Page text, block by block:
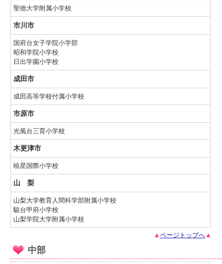
聖徳大学附属小学校
市川市
国府台女子学院小学部
昭和学院小学校
日出学園小学校
成田市
成田高等学校付属小学校
市原市
光風台三育小学校
木更津市
暁星国際小学校
山 梨
山梨大学教育人間科学部附属小学校
駿台甲府小学校
山梨学院大学附属小学校
▲ ページトップへ▲
中部